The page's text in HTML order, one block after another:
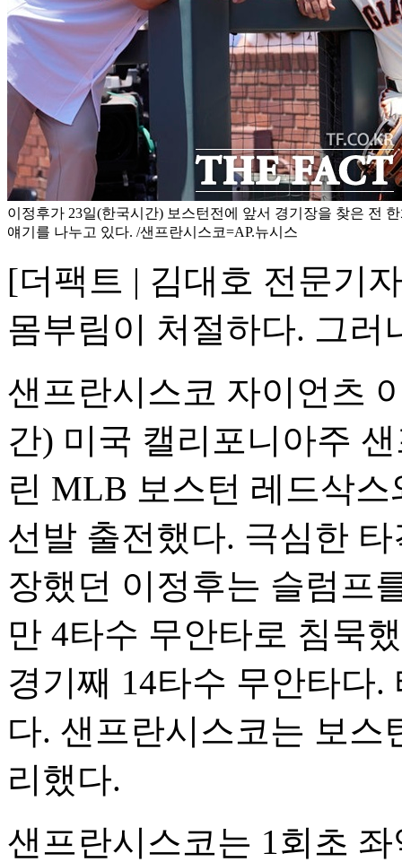
이정후가 23일(한국시간) 보스턴전에 앞서 경기장을 찾은 전
얘기를 나누고 있다. /샌프란시스코=AP.뉴시스
[더팩트 | 김대호 전문기
몸부림이 처절하다. 그러
샌프란시스코 자이언츠
간) 미국 캘리포니아주
린 MLB 보스턴 레드삭
선발 출전했다. 극심한
장했던 이정후는 슬럼프
만 4타수 무안타로 침묵
경기째 14타수 무안타다.
다. 샌프란시스코는 보스
리했다.
샌프란시스코는 1회초